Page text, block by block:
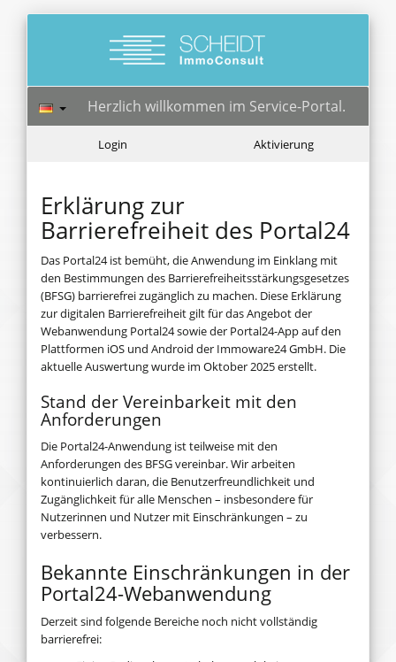
Herzlich willkommen im Service-Portal.
Login Aktivierung
Erklärung zur
Barrierefreiheit des Portal24
Das Portal24 ist bemüht, die Anwendung im Einklang mit
den Bestimmungen des Barrierefreiheitsstärkungsgesetzes
(BFSG) barrierefrei zugänglich zu machen. Diese Erklärung
zur digitalen Barrierefreiheit gilt für das Angebot der
Webanwendung Portal24 sowie der Portal24-App auf den
Plattformen iOS und Android der Immoware24 GmbH. Die
aktuelle Auswertung wurde im Oktober 2025 erstellt.
Stand der Vereinbarkeit mit den
Anforderungen
Die Portal24-Anwendung ist teilweise mit den
Anforderungen des BFSG vereinbar. Wir arbeiten
kontinuierlich daran, die Benutzerfreundlichkeit und
Zugänglichkeit für alle Menschen – insbesondere für
Nutzerinnen und Nutzer mit Einschränkungen – zu
verbessern.
Bekannte Einschränkungen in der
Portal24-Webanwendung
Derzeit sind folgende Bereiche noch nicht vollständig
barrierefrei: